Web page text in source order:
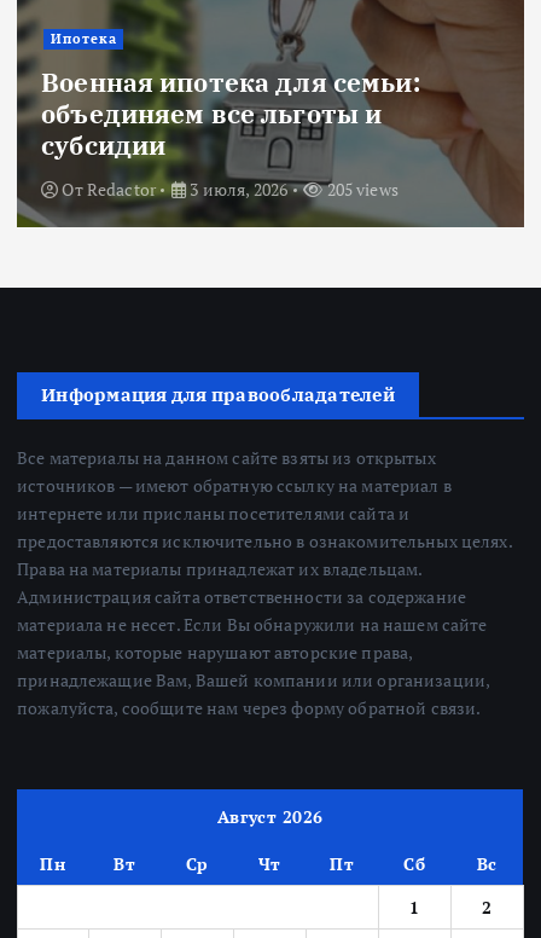
Ипотека
Военная ипотека для семьи:
объединяем все льготы и
субсидии
ОтRedactor 3 июля, 2026 205 views
Информация для правообладателей
Все материалы на данном сайте взяты из открытых
источников — имеют обратную ссылку на материал в
интернете или присланы посетителями сайта и
предоставляются исключительно в ознакомительных целях.
Права на материалы принадлежат их владельцам.
Администрация сайта ответственности за содержание
материала не несет. Если Вы обнаружили на нашем сайте
материалы, которые нарушают авторские права,
принадлежащие Вам, Вашей компании или организации,
пожалуйста, сообщите нам через форму обратной связи.
Август 2026
Пн Вт Ср Чт Пт Сб
Вс
1
2